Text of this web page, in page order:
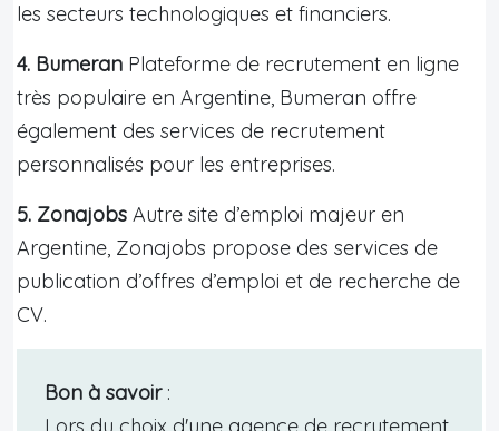
les secteurs technologiques et financiers.
4. Bumeran Plateforme de recrutement en ligne
très populaire en Argentine, Bumeran offre
également des services de recrutement
personnalisés pour les entreprises.
5. Zonajobs Autre site d’emploi majeur en
Argentine, Zonajobs propose des services de
publication d’offres d’emploi et de recherche de
CV.
Bon à savoir: